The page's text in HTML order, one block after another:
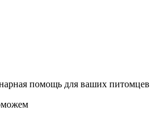
помощь для ваших питомцев